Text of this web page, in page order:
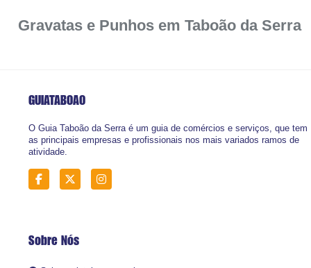
Gravatas e Punhos em Taboão da Serra
GUIATABOAO
O Guia Taboão da Serra é um guia de comércios e serviços, que tem
as principais empresas e profissionais nos mais variados ramos de
atividade.
Sobre Nós